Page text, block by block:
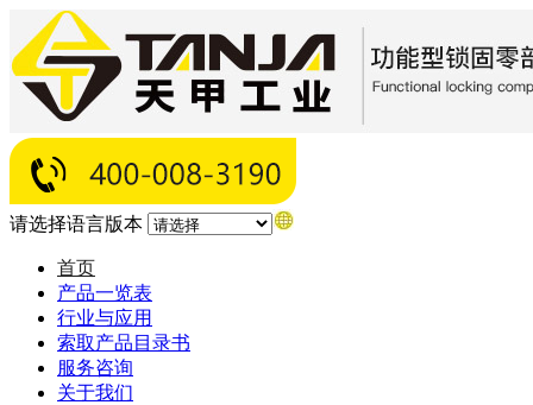
请选择语言版本
首页
产品一览表
行业与应用
索取产品目录书
服务咨询
关于我们